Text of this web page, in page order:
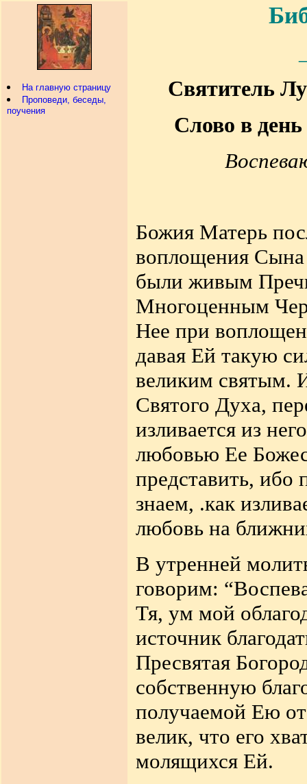
На главную страницу
Проповеди, беседы,
поучения
Святитель
Слово в
Божия Матерь
воплощения
были живым
Многоценным
Нее при
давая Ей такую
великим святым.
Святого Духа,
изливается из
любовью Ее
представить, ибо
знаем, .как
любовь на
В утренней
говорим:
Тя, ум мой
источник
Пресвятая
собственную
получаемой Ею
велик, что его
молящихся Ей.